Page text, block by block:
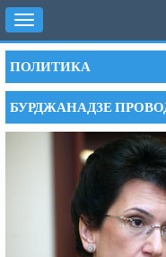
Toggle
navigation
ПОЛИТИКА
БУРДЖАНАДЗЕ